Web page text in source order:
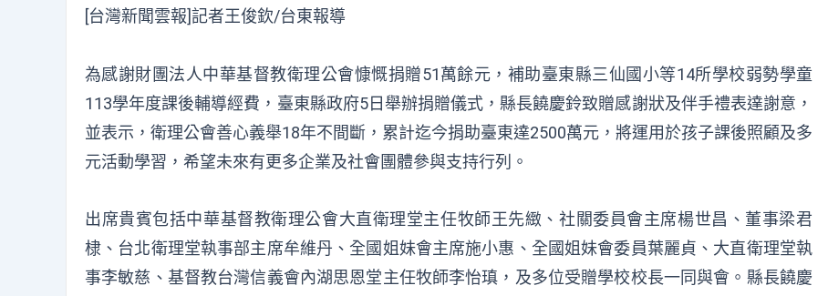
[台灣新聞雲報]記者王俊欽/台東報導
為感謝財團法人中華基督教衛理公會慷慨捐贈51萬餘元，補助臺東縣三仙國小等14所學校弱勢學童
113學年度課後輔導經費，臺東縣政府5日舉辦捐贈儀式，縣長饒慶鈴致贈感謝狀及伴手禮表達謝意，
並表示，衛理公會善心義舉18年不間斷，累計迄今捐助臺東達2500萬元，將運用於孩子課後照顧及多
元活動學習，希望未來有更多企業及社會團體參與支持行列。
出席貴賓包括中華基督教衛理公會大直衛理堂主任牧師王先緻、社關委員會主席楊世昌、董事梁君
棣、台北衛理堂執事部主席牟維丹、全國姐妹會主席施小惠、全國姐妹會委員葉麗貞、大直衛理堂執
事李敏慈、基督教台灣信義會內湖思恩堂主任牧師李怡瑱，及多位受贈學校校長一同與會。縣長饒慶